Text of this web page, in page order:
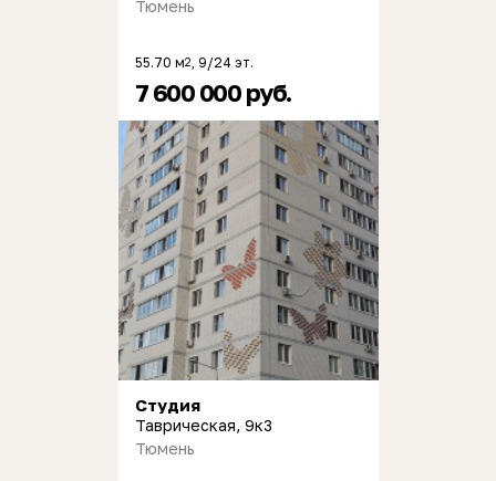
Тюмень
55.70 м2 , 9/24 эт.
7 600 000 руб.
Студия
Таврическая, 9к3
Тюмень